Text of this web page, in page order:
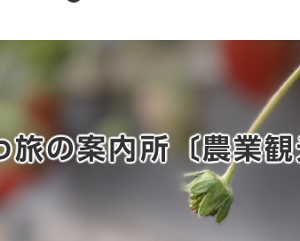
旅の案内所〔農業